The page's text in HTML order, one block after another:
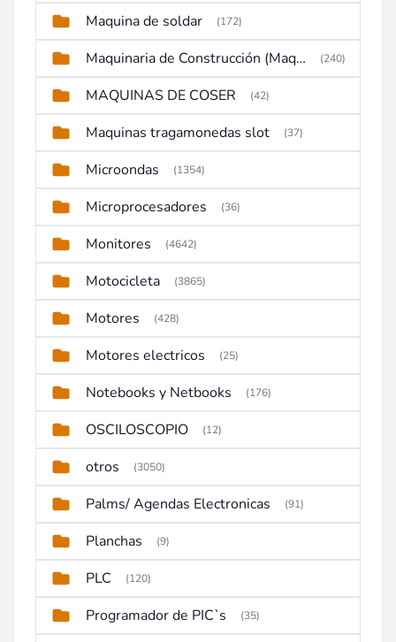
Maquina de soldar (172)
Maquinaria de Construcción (Maquinaria Pesada) (240)
MAQUINAS DE COSER (42)
Maquinas tragamonedas slot (37)
Microondas (1354)
Microprocesadores (36)
Monitores (4642)
Motocicleta (3865)
Motores (428)
Motores electricos (25)
Notebooks y Netbooks (176)
OSCILOSCOPIO (12)
otros (3050)
Palms/ Agendas Electronicas (91)
Planchas (9)
PLC (120)
Programador de PIC`s (35)